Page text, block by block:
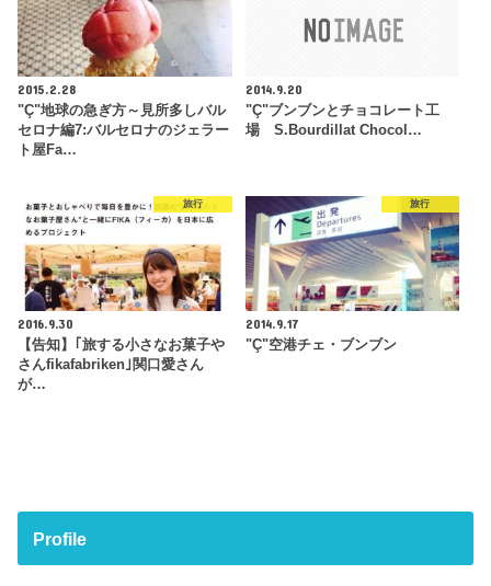
2015.2.28
"Ç"地球の急ぎ方～見所多しバル
セロナ編7:バルセロナのジェラー
ト屋Fa…
2014.9.20
"Ç"ブンブンとチョコレート工
場 S.Bourdillat Chocol…
旅行
2016.9.30
【告知】｢旅する小さなお菓子や
さんfikafabriken｣関口愛さん
が…
旅行
2014.9.17
"Ç"空港チェ・ブンブン
Profile